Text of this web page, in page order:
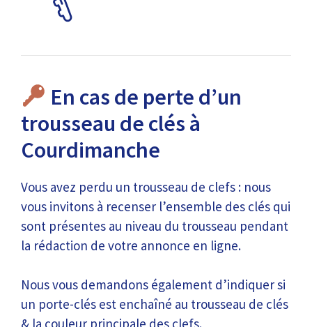
En cas de perte d’un
trousseau de clés à
Courdimanche
Vous avez perdu un trousseau de clefs : nous
vous invitons à recenser l’ensemble des clés qui
sont présentes au niveau du trousseau pendant
la rédaction de votre annonce en ligne.
Nous vous demandons également d’indiquer si
un porte-clés est enchaîné au trousseau de clés
& la couleur principale des clefs.